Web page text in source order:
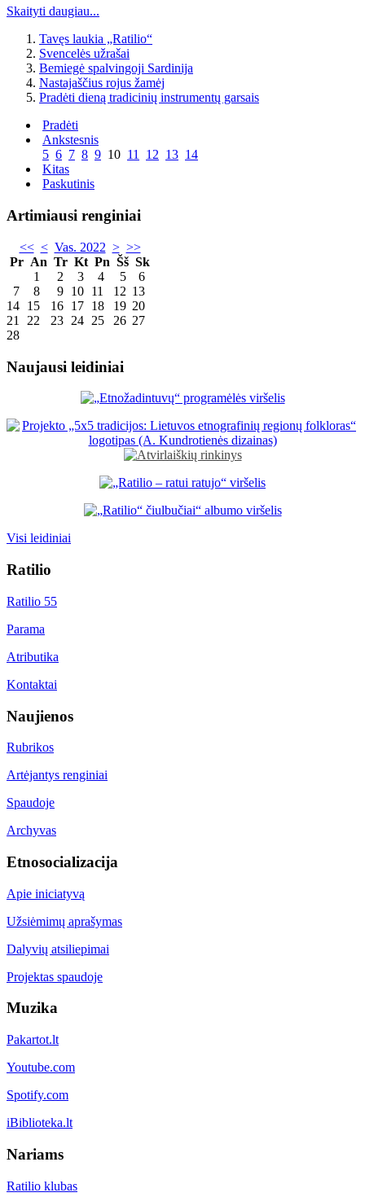
Skaityti daugiau...
Tavęs laukia „Ratilio“
Svencelės užrašai
Bemiegė spalvingoji Sardinija
Nastajaščius rojus žamėj
Pradėti dieną tradicinių instrumentų garsais
Pradėti
Ankstesnis
5 6 7 8 9 10 11 12 13 14
Kitas
Paskutinis
Artimiausi renginiai
<< < Vas. 2022 > >>
Pr An Tr Kt Pn Šš Sk
1
2 3 4 5
6
7
8 9 10 11 12 13
14 15 16 17 18 19 20
21
22 23 24 25 26 27
28
Naujausi leidiniai
Visi leidiniai
Ratilio
Ratilio 55
Parama
Atributika
Kontaktai
Naujienos
Rubrikos
Artėjantys renginiai
Spaudoje
Archyvas
Etnosocializacija
Apie iniciatyvą
Užsiėmimų aprašymas
Dalyvių atsiliepimai
Projektas spaudoje
Muzika
Pakartot.lt
Youtube.com
Spotify.com
iBiblioteka.lt
Nariams
Ratilio klubas